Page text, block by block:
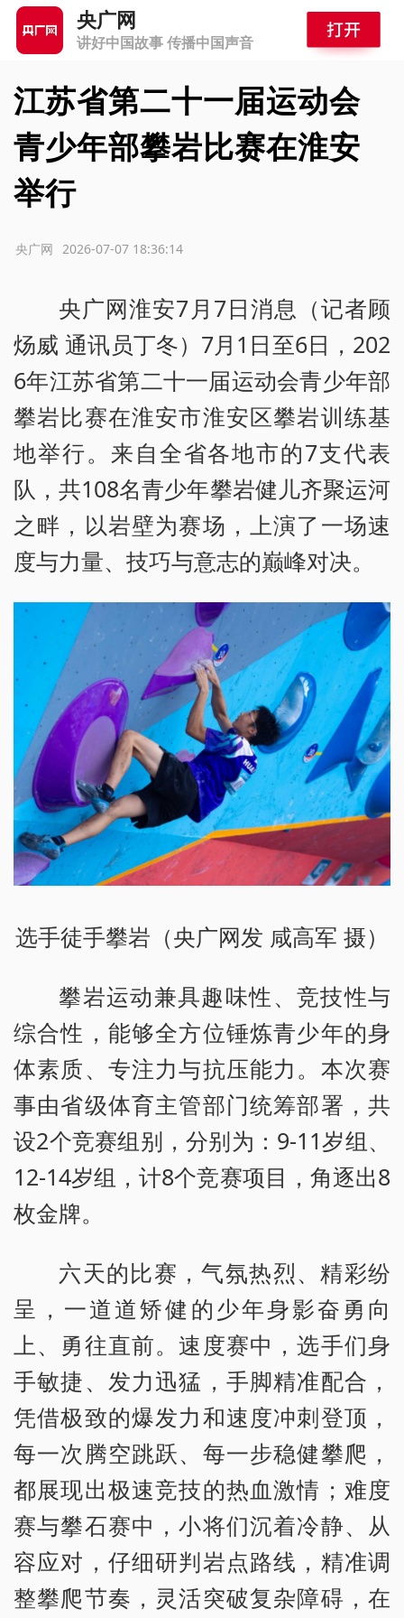
央广网
讲好中国故事 传播中国声音
江苏省第二十一届运动会
青少年部攀岩比赛在淮安
举行
2026-07-07 18:36:14
央广网
央广网淮安7月7日消息（记者顾
炀威 通讯员丁冬）7月1日至6日，202
6年江苏省第二十一届运动会青少年部
攀岩比赛在淮安市淮安区攀岩训练基
地举行。来自全省各地市的7支代表
队，共108名青少年攀岩健儿齐聚运河
之畔，以岩壁为赛场，上演了一场速
度与力量、技巧与意志的巅峰对决。
选手徒手攀岩（央广网发 咸高军 摄）
攀岩运动兼具趣味性、竞技性与
综合性，能够全方位锤炼青少年的身
体素质、专注力与抗压能力。本次赛
事由省级体育主管部门统筹部署，共
设2个竞赛组别，分别为：9-11岁组、
12-14岁组，计8个竞赛项目，角逐出8
枚金牌。
六天的比赛，气氛热烈、精彩纷
呈，一道道矫健的少年身影奋勇向
上、勇往直前。速度赛中，选手们身
手敏捷、发力迅猛，手脚精准配合，
凭借极致的爆发力和速度冲刺登顶，
每一次腾空跳跃、每一步稳健攀爬，
都展现出极速竞技的热血激情；难度
赛与攀石赛中，小将们沉着冷静、从
容应对，仔细研判岩点路线，精准调
整攀爬节奏，灵活突破复杂障碍，在